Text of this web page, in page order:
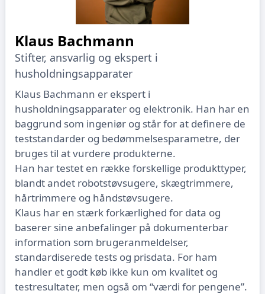
Klaus Bachmann
Stifter, ansvarlig og ekspert i
husholdningsapparater
Klaus Bachmann er ekspert i
husholdningsapparater og elektronik. Han har en
baggrund som ingeniør og står for at definere de
teststandarder og bedømmelsesparametre, der
bruges til at vurdere produkterne.
Han har testet en række forskellige produkttyper,
blandt andet robotstøvsugere, skægtrimmere,
hårtrimmere og håndstøvsugere.
Klaus har en stærk forkærlighed for data og
baserer sine anbefalinger på dokumenterbar
information som brugeranmeldelser,
standardiserede tests og prisdata. For ham
handler et godt køb ikke kun om kvalitet og
testresultater, men også om “værdi for pengene”.